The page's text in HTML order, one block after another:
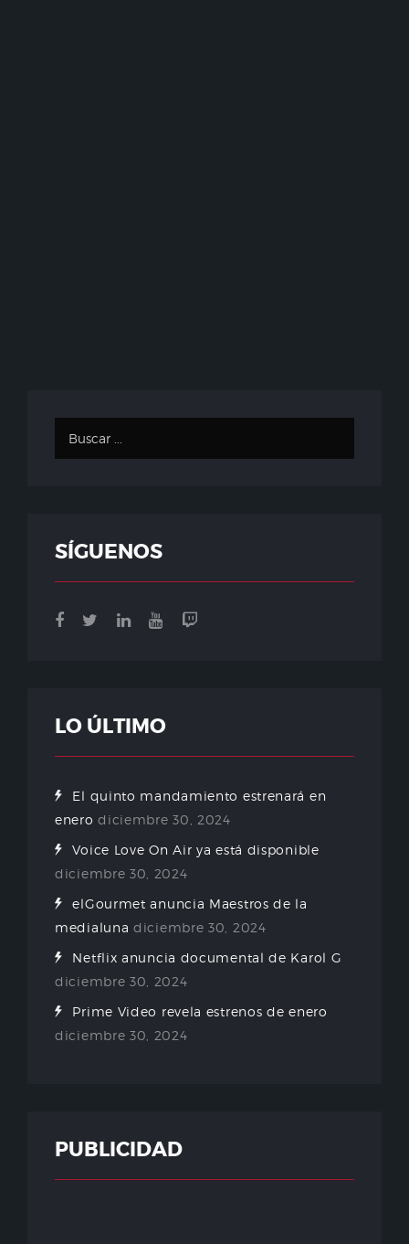
SÍGUENOS
LO ÚLTIMO
El quinto mandamiento estrenará en
enero diciembre 30, 2024
Voice Love On Air ya está disponible
diciembre 30, 2024
elGourmet anuncia Maestros de la
medialuna diciembre 30, 2024
Netflix anuncia documental de Karol G
diciembre 30, 2024
Prime Video revela estrenos de enero
diciembre 30, 2024
PUBLICIDAD